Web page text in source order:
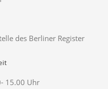
des Berliner Register
15.00 Uhr